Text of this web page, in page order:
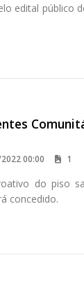
edital público
00:00 1
do piso
concedido.